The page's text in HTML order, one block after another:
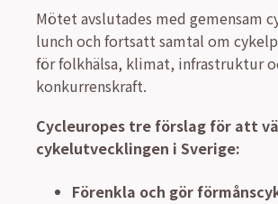
Mötet avslutades med gemensam
lunch och fortsatt samtal om
för folkhälsa, klimat, infrastruktur
konkurrenskraft.
Cycleuropes tre förslag för att
cykelutvecklingen i Sverige:
Förenkla och gör